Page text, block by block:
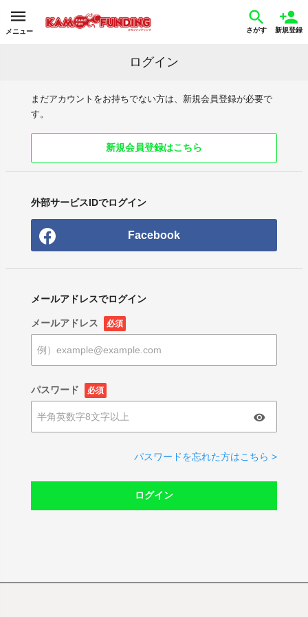
メニュー さがす 新規登録
ログイン
まだアカウントをお持ちでない方は、新規会員登録が必要で
す。
新規会員登録はこちら
外部サービスIDでログイン
Facebook
メールアドレスでログイン
メールアドレス 必須
パスワード 必須
パスワードを忘れた方はこちら >
ログイン